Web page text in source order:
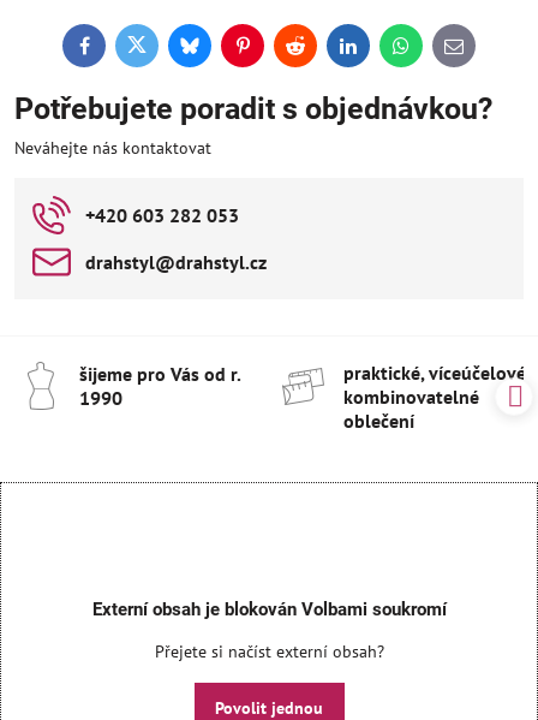
FacebookTwitterBlueskyPinterestReddit LinkedInWhatsApp
E-
mail
Potřebujete poradit s objednávkou?
Neváhejte nás kontaktovat
+420 603 282 053
drahstyl​@drahstyl​.cz
šijeme pro Vás od r​.
1990
praktické, víceúčelové
kombinovatelné
oblečení
Externí obsah je blokován Volbami soukromí
Přejete si načíst externí obsah?
Povolit jednou